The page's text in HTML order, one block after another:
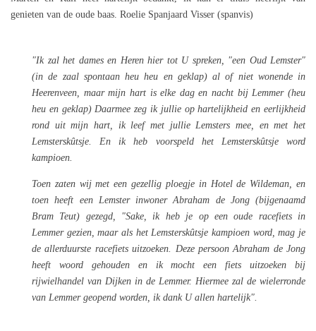
genieten van de oude baas. Roelie Spanjaard Visser (spanvis)
"Ik zal het dames en Heren hier tot U spreken, "een Oud Lemster"
(in de zaal spontaan heu heu en geklap) al of niet wonende in
Heerenveen, maar mijn hart is elke dag en nacht bij Lemmer (heu
heu en geklap) Daarmee zeg ik jullie op hartelijkheid en eerlijkheid
rond uit mijn hart, ik leef met jullie Lemsters mee, en met het
Lemsterskûtsje. En ik heb voorspeld het Lemsterskûtsje word
kampioen.
Toen zaten wij met een gezellig ploegje in Hotel de Wildeman, en
toen heeft een Lemster inwoner Abraham de Jong (bijgenaamd
Bram Teut) gezegd, "Sake, ik heb je op een oude racefiets in
Lemmer gezien, maar als het Lemsterskûtsje kampioen word, mag je
de allerduurste racefiets uitzoeken. Deze persoon Abraham de Jong
heeft woord gehouden en ik mocht een fiets uitzoeken bij
rijwielhandel van Dijken in de Lemmer. Hiermee zal de wielerronde
van Lemmer geopend worden, ik dank U allen hartelijk".